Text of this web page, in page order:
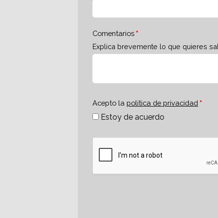
Comentarios
Explica brevemente lo que quieres
Acepto la política de privacidad
Estoy de acuerdo